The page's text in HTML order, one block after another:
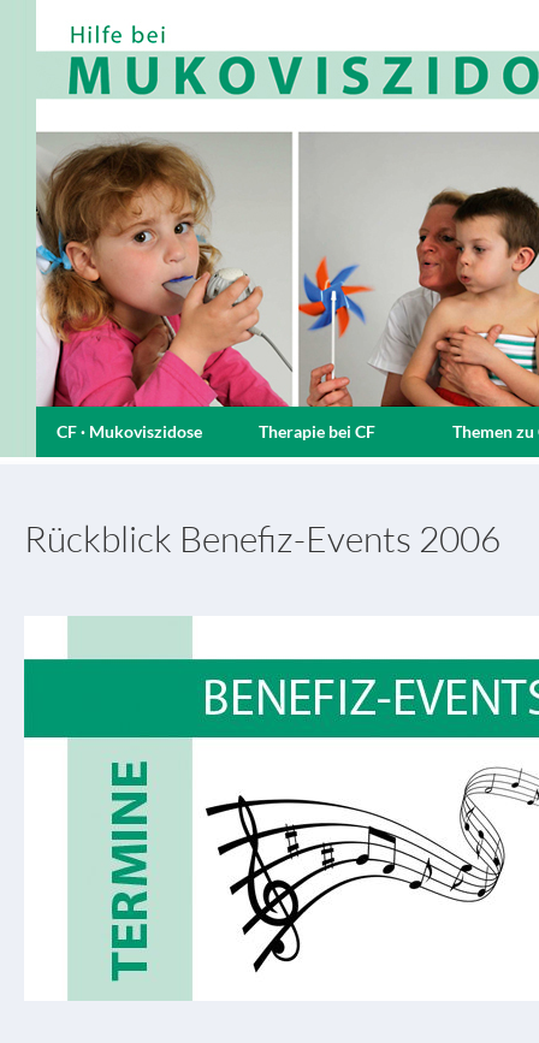
CF · Mukoviszidose Therapie bei CF Themen zu
Rückblick Benefiz-Events 2006